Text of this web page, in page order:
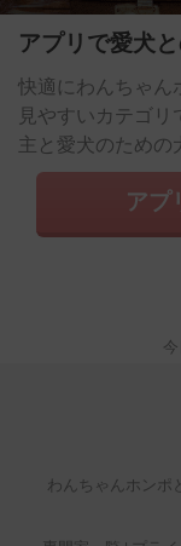
アプリで愛犬
快適にわんちゃん
見やすいカテゴ
主と愛犬のための
アプ
わんちゃんホンポ